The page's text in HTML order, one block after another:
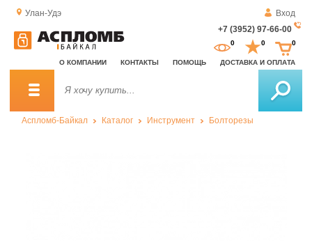
Улан-Удэ
Вход
+7 (3952) 97-66-00
О КОМПАНИИ КОНТАКТЫ ПОМОЩЬ ДОСТАВКА И ОПЛАТА
0 0 0
Аспломб-Байкал Каталог Инструмент Болторезы